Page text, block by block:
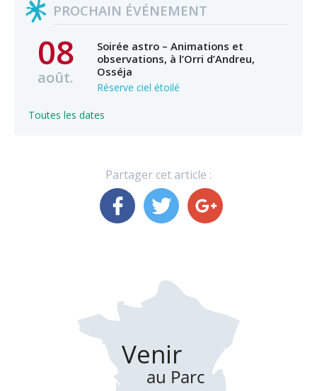
PROCHAIN ÉVÉNEMENT
08
août.
Soirée astro – Animations et
observations, à l’Orri d’Andreu,
Osséja
Réserve ciel étoilé
Toutes les dates
Partager cet article :